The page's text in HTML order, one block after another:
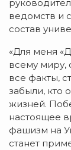
ведомств и
состав
«Для меня
всему миру,
все факты,
забыли, кто
жизней.
настоящее
фашизм на
станет